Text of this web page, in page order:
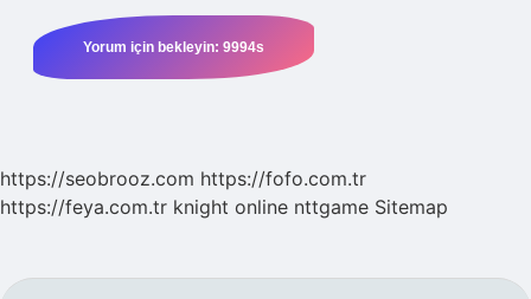
https://seobrooz.com https://fofo.com.tr
https://feya.com.tr knight online nttgame Sitemap